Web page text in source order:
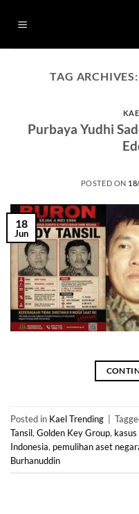
TAG ARCHIVES:
Purbaya Yudhi
POSTED ON
18
Jun
Posted in Kael Trending |
Tansil, Golden Key Group,
Indonesia, pemulihan aset
Burhanuddin